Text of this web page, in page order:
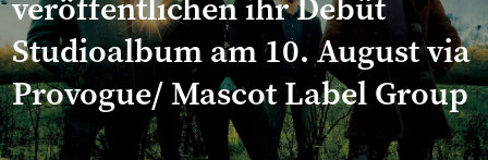
veröffentlichen ihr Debüt
Studioalbum am 10. August via
Provogue/ Mascot Label Group